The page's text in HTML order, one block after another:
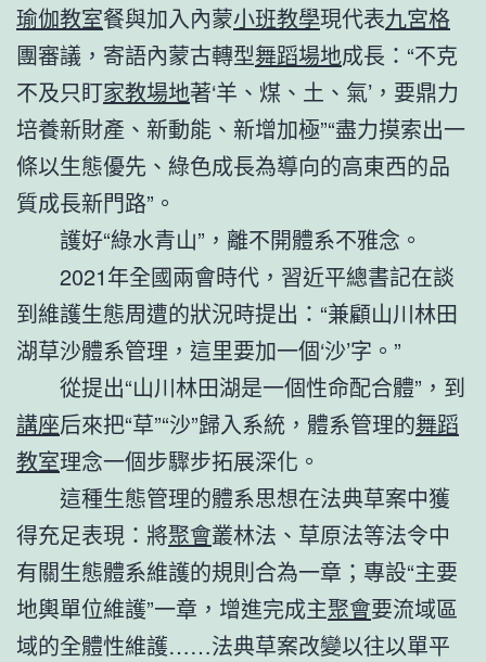
瑜伽教室餐與加入內蒙小班教學現代表九宮格
團審議，寄語內蒙古轉型舞蹈場地成長：“不克
不及只盯家教場地著‘羊、煤、土、氣’，要鼎力
培養新財產、新動能、新增加極”“盡力摸索出一
條以生態優先、綠色成長為導向的高東西的品
質成長新門路”。
護好“綠水青山”，離不開體系不雅念。
2021年全國兩會時代，習近平總書記在談
到維護生態周遭的狀況時提出：“兼顧山川林田
湖草沙體系管理，這里要加一個‘沙’字。”
從提出“山川林田湖是一個性命配合體”，到
講座后來把“草”“沙”歸入系統，體系管理的舞蹈
教室理念一個步驟步拓展深化。
這種生態管理的體系思想在法典草案中獲
得充足表現：將聚會叢林法、草原法等法令中
有關生態體系維護的規則合為一章；專設“主要
地輿單位維護”一章，增進完成主聚會要流域區
域的全體性維護……法典草案改變以往以單平